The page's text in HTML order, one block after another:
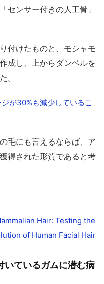
センサー付きの人工骨」
付けたものと、モシャモ
成し、上からダンベルを
。
が30%も減少しているこ
毛にも言えるならば、ア
得された形質であると考
Hair: Testing the
of Human Facial Hair
いているガムに潜む病